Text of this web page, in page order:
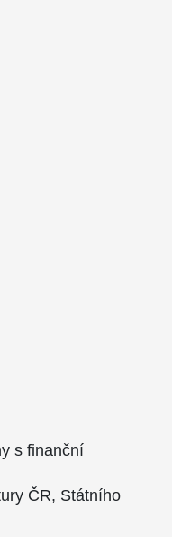
s finanční
ČR, Státního